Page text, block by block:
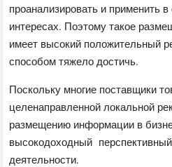
проанализировать и применить
интересах. Поэтому такое
имеет высокий положительный
способом тяжело достичь.
Поскольку многие поставщики
целенаправленной локальной
размещению информации в
высокодоходный
деятельности.